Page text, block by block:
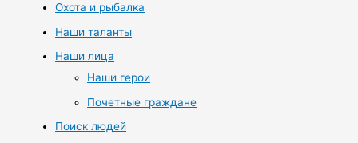
Охота и рыбалка
Наши таланты
Наши лица
Наши герои
Почетные граждане
Поиск людей